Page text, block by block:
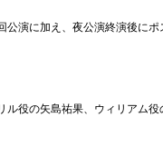
演に加え、夜公演終演後に
役の矢島祐果、ウィリアム役